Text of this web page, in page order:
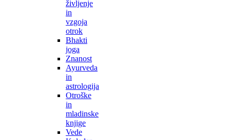
življenje
in
vzgoja
otrok
Bhakti
joga
Znanost
Ayurveda
in
astrologija
Otroške
in
mladinske
knjige
Vede